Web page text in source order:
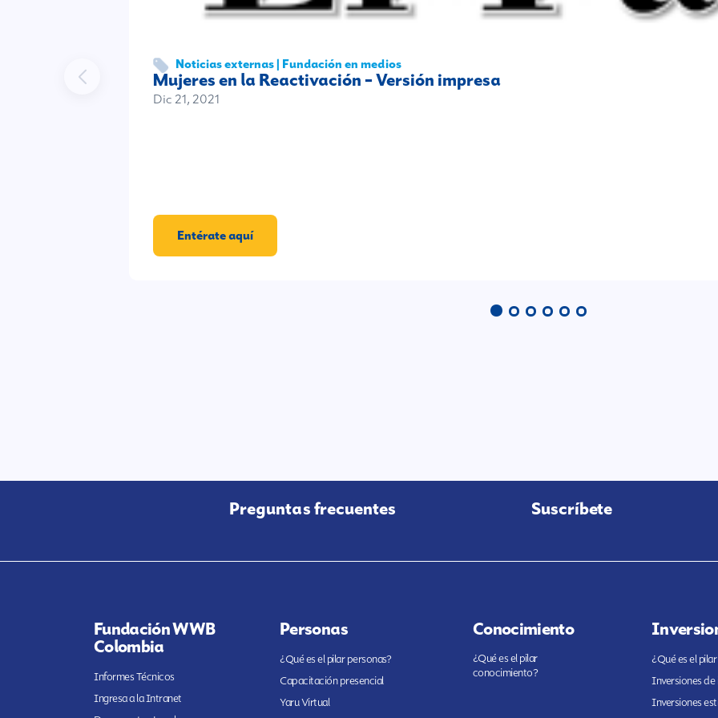
Noticias externas | Fundación en medios
Mujeres en la Reactivación – Versión impresa
Dic 21, 2021
Entérate aquí
Preguntas frecuentes Suscríbete
Fundación WWB
Colombia
Informes Técnicos
Ingresa a la Intranet
Personas
¿Qué es el pilar personas?
Capacitación presencial
Yaru Virtual
Conocimiento
¿Qué es el pilar
conocimiento?
¿Qué es el
Inversiones
Inversiones